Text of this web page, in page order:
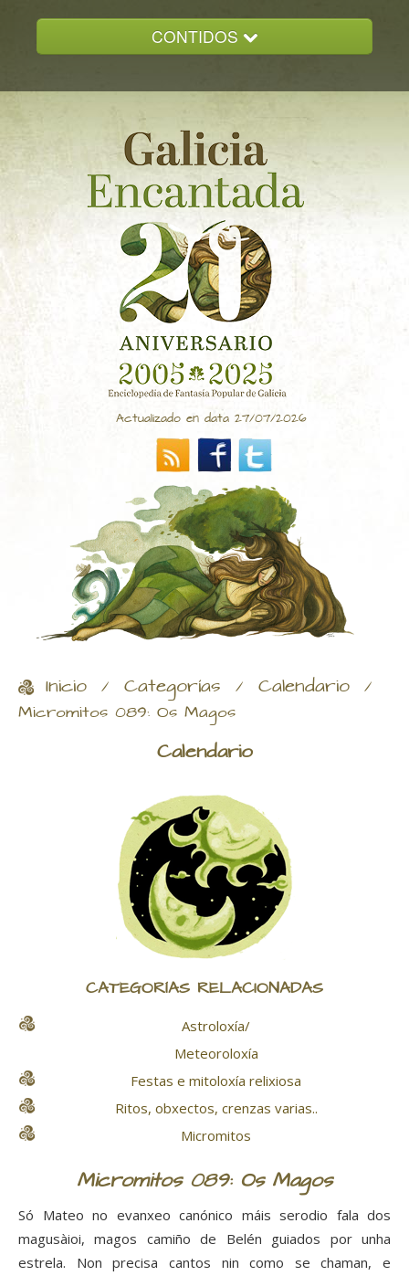
CONTIDOS
GALICIA ENCANTADA
DOCUMENTACION
NOVAS
CONTACTO
Actualizado en data 27/07/2026
Inicio / Categorías / Calendario /
Micromitos 089: Os Magos
Calendario
CATEGORÍAS RELACIONADAS
Astroloxía/
Meteoroloxía
Festas e mitoloxía relixiosa
Ritos, obxectos, crenzas varias..
Micromitos
Micromitos 089: Os Magos
Só Mateo no evanxeo canónico máis serodio fala dos
magusàioi, magos camiño de Belén guiados por unha
estrela. Non precisa cantos nin como se chaman, e